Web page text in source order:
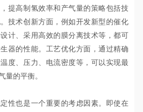
高制氢效率和产气量的策略包括技
技术创新方面，例如开发新型的催化
计、采用高效的膜分离技术等，都可
器的性能。工艺优化方面，通过精确
度、压力、电流密度等，可以实现最
量的平衡。
也是一个重要的考虑因素。即使在